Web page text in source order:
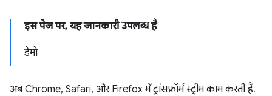
इस पेज पर, यह जानकारी उपलब्ध है
डेमो
अब Chrome, Safari, और Firefox में ट्रांसफ़ॉर्म स्ट्रीम काम करती हैं.